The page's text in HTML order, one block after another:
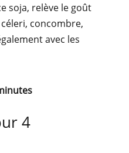
soja, relève le goût
concombre,
avec les
4